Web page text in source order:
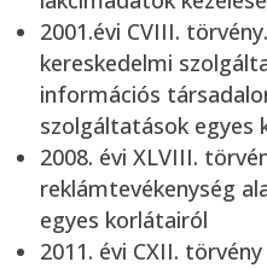
2001.évi CVIII.
kereskedelmi
információs
szolgáltatások egyes
2008. évi XLVIII.
reklámtevékenység
egyes korlátairól
2011. évi CXII.